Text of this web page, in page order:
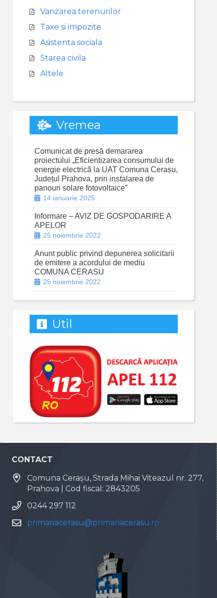
Vanzarea terenurilor
Taxe si impozite
Asistenta sociala
Starea civila
Altele
Vremea
Comunicat de presă demararea
proiectului „Eficientizarea consumului de
energie electrică la UAT Comuna Cerașu,
Județul Prahova, prin instalarea de
panouri solare fotovoltaice”
14 ianuarie 2025
Informare – AVIZ DE GOSPODARIRE A
APELOR
25 noiembrie 2022
Anunt public privind depunerea solicitarii
de emitere a acordului de mediu
COMUNA CERASU
25 noiembrie 2022
Util
CONTACT
Comuna Cerașu, Strada Mihai Viteazul nr. 277,
Prahova | Cod fiscal: 2843205
0244 297 112
primariacerasu@primariacerasu.ro